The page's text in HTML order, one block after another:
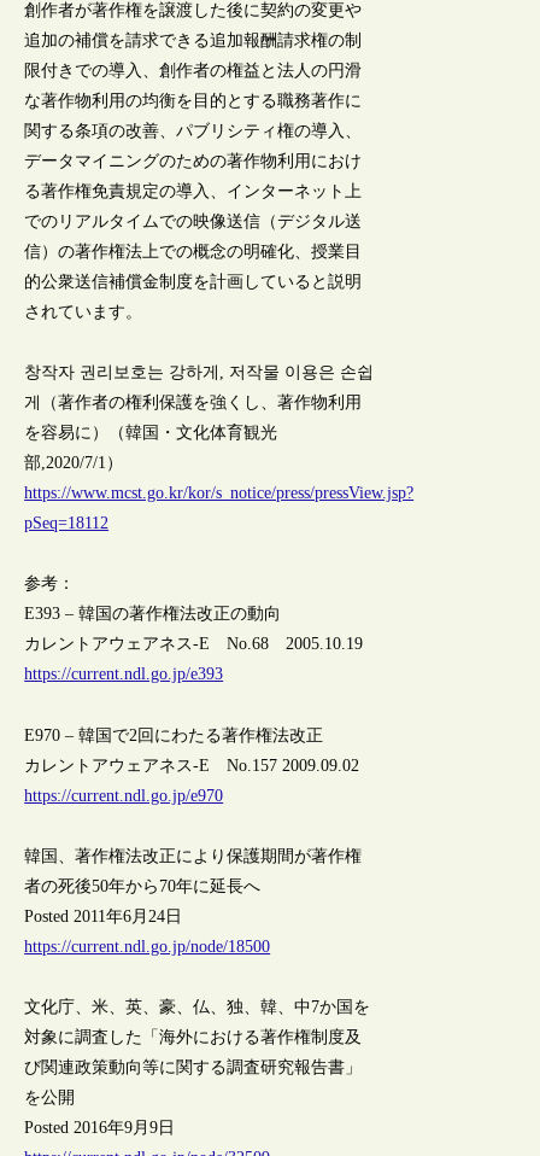
創作者が著作権を譲渡した後に契約の変更や
追加の補償を請求できる追加報酬請求権の制
限付きでの導入、創作者の権益と法人の円滑
な著作物利用の均衡を目的とする職務著作に
関する条項の改善、パブリシティ権の導入、
データマイニングのための著作物利用におけ
る著作権免責規定の導入、インターネット上
でのリアルタイムでの映像送信（デジタル送
信）の著作権法上での概念の明確化、授業目
的公衆送信補償金制度を計画していると説明
されています。
창작자 권리보호는 강하게, 저작물 이용은 손쉽
게（著作者の権利保護を強くし、著作物利用
を容易に）（韓国・文化体育観光
部,2020/7/1）
https://www.mcst.go.kr/kor/s_notice/press/pressView.jsp?
pSeq=18112
参考：
E393 – 韓国の著作権法改正の動向
カレントアウェアネス-E No.68 2005.10.19
https://current.ndl.go.jp/e393
E970 – 韓国で2回にわたる著作権法改正
カレントアウェアネス-E No.157 2009.09.02
https://current.ndl.go.jp/e970
韓国、著作権法改正により保護期間が著作権
者の死後50年から70年に延長へ
Posted 2011年6月24日
https://current.ndl.go.jp/node/18500
文化庁、米、英、豪、仏、独、韓、中7か国を
対象に調査した「海外における著作権制度及
び関連政策動向等に関する調査研究報告書」
を公開
Posted 2016年9月9日